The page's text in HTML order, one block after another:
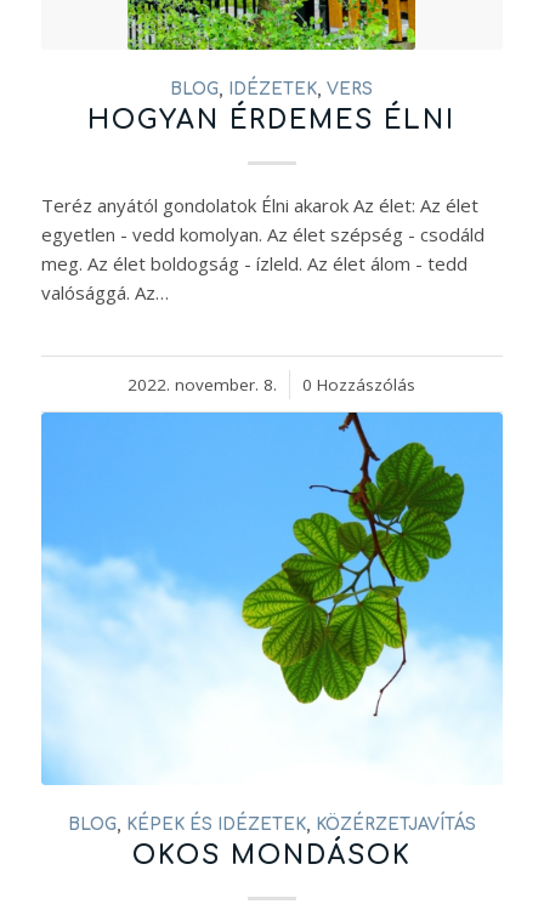
BLOG IDÉZETEK ,VERS
HOGYAN ÉRDEMES ÉLNI
Teréz anyától gondolatok Élni akarok Az élet: Az élet
egyetlen - vedd komolyan. Az élet szépség - csodáld
meg. Az élet boldogság - ízleld. Az élet álom - tedd
valósággá. Az…
2022. november. 8.
/ 0 Hozzászólás
BLOG, KÉPEK ÉS IDÉZETEK, KÖZÉRZETJAVÍTÁS
OKOS MONDÁSOK